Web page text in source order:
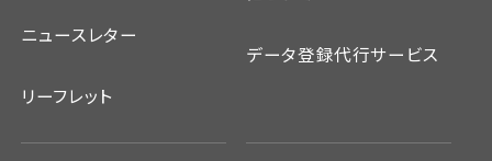
ニュースレター
リーフレット
データ登録代行サービス